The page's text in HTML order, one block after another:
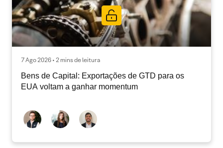
7 Ago 2026 • 2 mins de leitura
Bens de Capital: Exportações de GTD para os
EUA voltam a ganhar momentum